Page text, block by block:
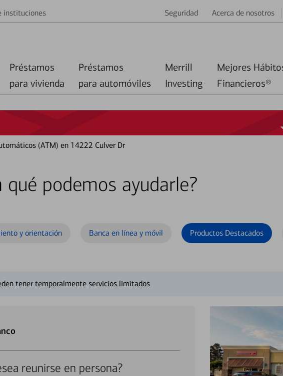
instituciones Seguridad Acerca de nosotros
Préstamos
para vivienda
Préstamos
para automóviles
Merrill
Investing
Mejores
Financieros®
(ATM) en 14222 Culver Dr
qué podemos ayudarle?
y orientación Banca en línea y móvil Productos Destacados
tener temporalmente servicios limitados
reunirse en persona?